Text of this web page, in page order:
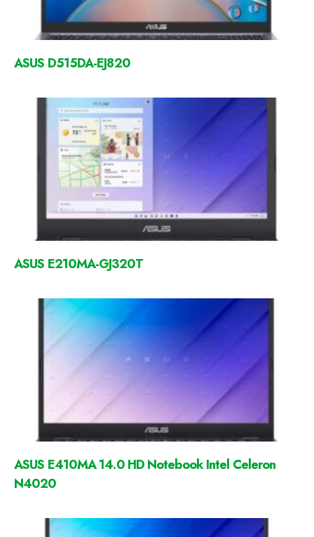
ASUS D515DA-EJ820
ASUS E210MA-GJ320T
ASUS E410MA 14.0 HD Notebook Intel Celeron
N4020